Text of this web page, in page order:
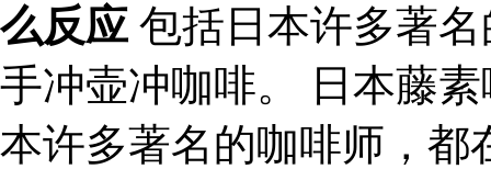
么反应 包括日本许多著
手冲壶冲咖啡。 日本藤
本许多著名的咖啡师，都